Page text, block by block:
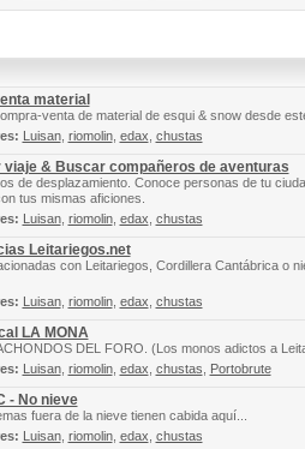
material
venta de material de esqui & snow desde
Luisan, riomolin, edax chustas
viaje & Buscar compañeros de aventuras
de desplazamiento. Conoce personas de tu
tus mismas aficiones.
Luisan, riomolin, edax chustas
Leitariegos.net
con Leitariegos, Cordillera Cantábrica o
Luisan, riomolin, edax chustas
LA MONA
DEL FORO. (Los monos adictos a
Luisan, riomolin, edax chustas Portobrute
- No nieve
fuera de la nieve tienen cabida aquí...
Luisan, riomolin, edax chustas